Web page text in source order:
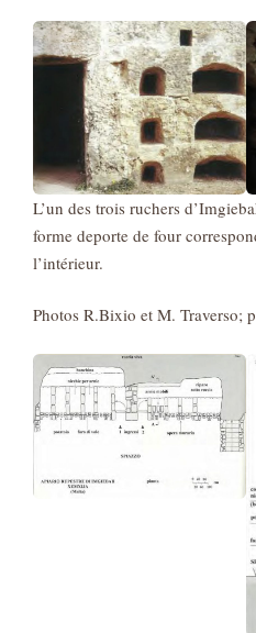
L’un des trois ruchers
forme deporte de four
l’intérieur.
Photos R.Bixio et M. Traverso;